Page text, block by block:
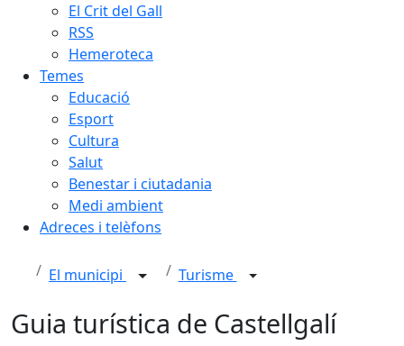
El Crit del Gall
RSS
Hemeroteca
Temes
Educació
Esport
Cultura
Salut
Benestar i ciutadania
Medi ambient
Adreces i telèfons
El municipi Turisme
Guia turística de Castellgalí